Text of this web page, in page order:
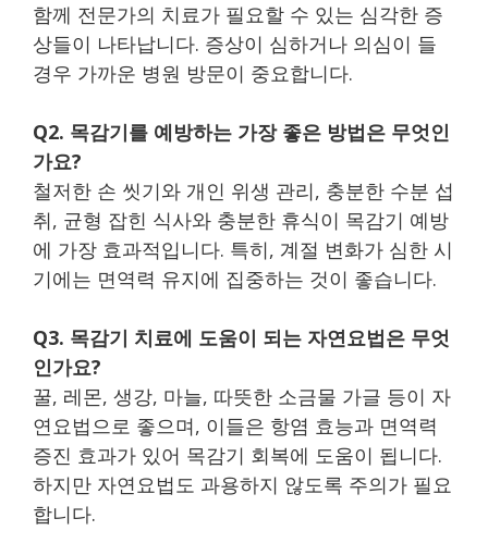
함께 전문가의 치료가 필요할 수 있는 심각한 증
상들이 나타납니다. 증상이 심하거나 의심이 들
경우 가까운 병원 방문이 중요합니다.
Q2. 목감기를 예방하는 가장 좋은 방법은 무엇인
가요?
철저한 손 씻기와 개인 위생 관리, 충분한 수분 섭
취, 균형 잡힌 식사와 충분한 휴식이 목감기 예방
에 가장 효과적입니다. 특히, 계절 변화가 심한 시
기에는 면역력 유지에 집중하는 것이 좋습니다.
Q3. 목감기 치료에 도움이 되는 자연요법은 무엇
인가요?
꿀, 레몬, 생강, 마늘, 따뜻한 소금물 가글 등이 자
연요법으로 좋으며, 이들은 항염 효능과 면역력
증진 효과가 있어 목감기 회복에 도움이 됩니다.
하지만 자연요법도 과용하지 않도록 주의가 필요
합니다.